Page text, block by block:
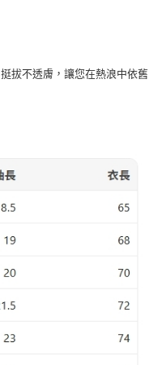
拔不透膚，讓您在熱浪中依舊